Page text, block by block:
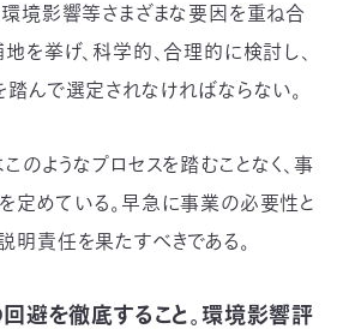
境影響等さまざまな要因を重ね合
を挙げ、科学的、合理的に検討し、
んで選定されなければならない。
のようなプロセスを踏むことなく、事
定めている。早急に事業の必要性と
明責任を果たすべきである。
回避を徹底すること。環境影響評